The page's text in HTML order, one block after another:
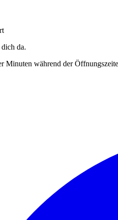
da.
Minuten während der